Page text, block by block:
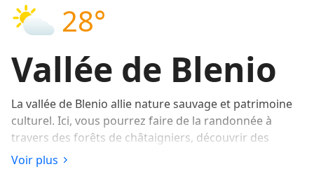
28°
Vallée de Blenio
La vallée de Blenio allie nature sauvage et patrimoine
culturel. Ici, vous pourrez faire de la randonnée à
travers des forêts de châtaigniers, découvrir des
églises romanes et profiter du calme des villages
tessinois authentiques.
Voir plus